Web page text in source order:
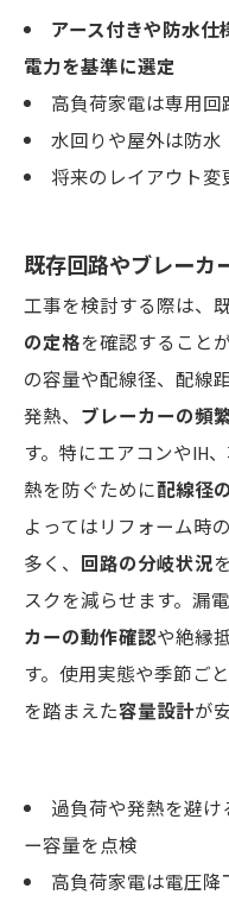
アース付きや防水
電力を基準に選定
高負荷家電は専用
水回りや屋外は防
将来のレイアウト
既存回路やブレーカ
工事を検討する際は、
の定格を確認すること
の容量や配線径、配線
発熱、 ブレーカーの頻
す。特にエアコンやIH
熱を防ぐために配線径
よってはリフォーム時
多く、 回路の分岐状況
スクを減らせます。漏
カーの動作確認や絶縁
す。使用実態や季節ご
を踏まえた容量設計が
過負荷や発熱を避
ー容量を点検
高負荷家電は電圧